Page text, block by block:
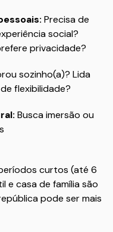
Precisa de
social?
privacidade?
sozinho(a)? Lida
flexibilidade?
Busca imersão ou
curtos (até 6
e casa de família são
pode ser mais